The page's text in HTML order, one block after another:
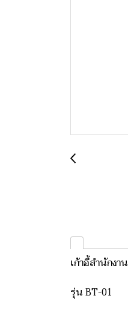
เก้าอี้สำนักงาน
รุ่น BT-01